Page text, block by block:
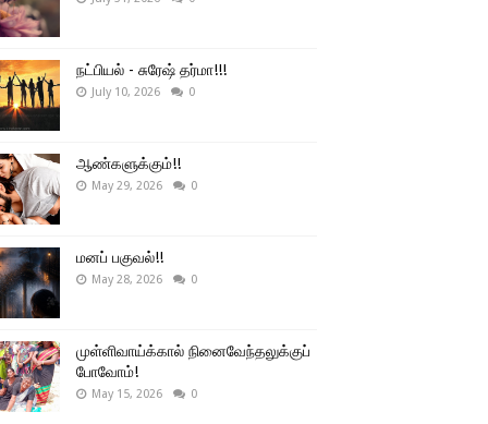
நட்பியல் - சுரேஷ் தர்மா!!!
July 10, 2026 0
ஆண்களுக்கும்!!
May 29, 2026 0
மனப் பகுவல்!!
May 28, 2026 0
முள்ளிவாய்க்கால் நினைவேந்தலுக்குப்
போவோம்!
May 15, 2026 0